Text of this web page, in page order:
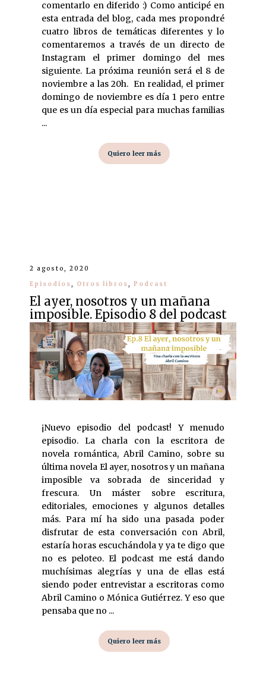
comentarlo en diferido :) Como anticipé en
esta entrada del blog, cada mes propondré
cuatro libros de temáticas diferentes y lo
comentaremos a través de un directo de
Instagram el primer domingo del mes
siguiente. La próxima reunión será el 8 de
noviembre a las 20h. En realidad, el primer
domingo de noviembre es día 1 pero entre
que es un día especial para muchas familias
...
Quiero leer más
2 agosto, 2020
Episodios, Otros libros, Podcast
El ayer, nosotros y un mañana
imposible. Episodio 8 del podcast
¡Nuevo episodio del podcast! Y menudo
episodio. La charla con la escritora de
novela romántica, Abril Camino, sobre su
última novela El ayer, nosotros y un mañana
imposible va sobrada de sinceridad y
frescura. Un máster sobre escritura,
editoriales, emociones y algunos detalles
más. Para mí ha sido una pasada poder
disfrutar de esta conversación con Abril,
estaría horas escuchándola y ya te digo que
no es peloteo. El podcast me está dando
muchísimas alegrías y una de ellas está
siendo poder entrevistar a escritoras como
Abril Camino o Mónica Gutiérrez. Y eso que
pensaba que no ...
Quiero leer más